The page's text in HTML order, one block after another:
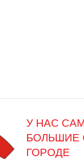
У НАС
БОЛЬШИЕ
ГОРОДЕ